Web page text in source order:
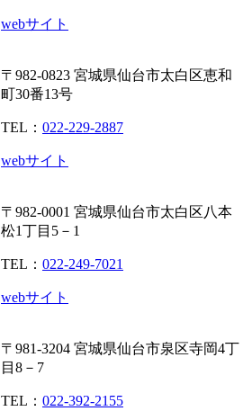
webサイト
〒982-0823 宮城県仙台市太白区恵和
町30番13号
TEL： 022-229-2887
webサイト
〒982-0001 宮城県仙台市太白区八本
松1丁目5－1
TEL： 022-249-7021
webサイト
〒981-3204 宮城県仙台市泉区寺岡4丁
目8－7
TEL： 022-392-2155